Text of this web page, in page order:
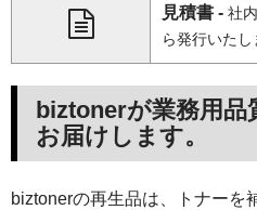
見積書 - 社
ら発行いたし
biztonerが業務用品
お届けします。
biztonerの再生品は、トナーを